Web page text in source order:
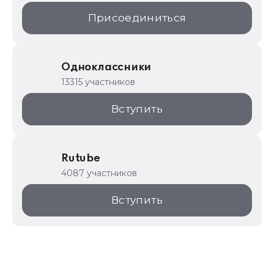
Присоединиться
Одноклассники
13315 участников
Вступить
Rutube
4087 участников
Вступить